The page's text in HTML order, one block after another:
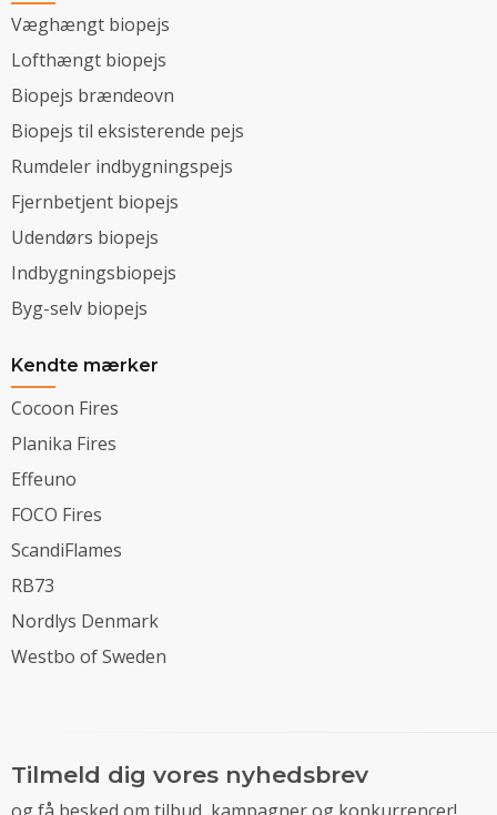
Væghængt biopejs
Lofthængt biopejs
Biopejs brændeovn
Biopejs til eksisterende pejs
Rumdeler indbygningspejs
Fjernbetjent biopejs
Udendørs biopejs
Indbygningsbiopejs
Byg-selv biopejs
Kendte mærker
Cocoon Fires
Planika Fires
Effeuno
FOCO Fires
ScandiFlames
RB73
Nordlys Denmark
Westbo of Sweden
Tilmeld dig vores nyhedsbrev
og få besked om tilbud, kampagner og konkurrencer!